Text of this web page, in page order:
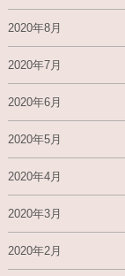
2020年8月
2020年7月
2020年6月
2020年5月
2020年4月
2020年3月
2020年2月